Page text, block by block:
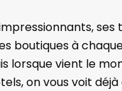
ses
boutiques à
lorsque vient le
on vous voit